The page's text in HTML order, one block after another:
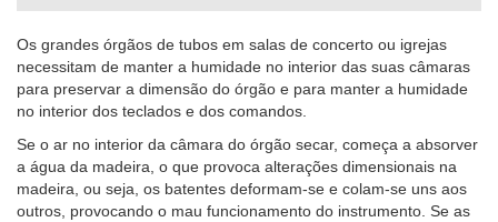
Os grandes órgãos de tubos em salas de concerto ou igrejas
necessitam de manter a humidade no interior das suas câmaras
para preservar a dimensão do órgão e para manter a humidade
no interior dos teclados e dos comandos.
Se o ar no interior da câmara do órgão secar, começa a absorver
a água da madeira, o que provoca alterações dimensionais na
madeira, ou seja, os batentes deformam-se e colam-se uns aos
outros, provocando o mau funcionamento do instrumento. Se as